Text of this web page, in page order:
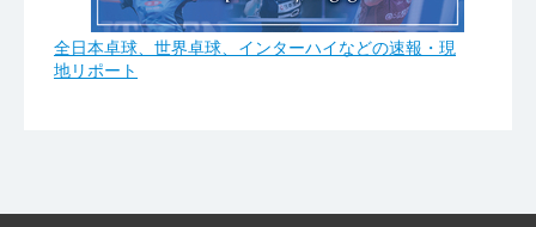
全日本卓球、世界卓球、インターハイなどの速報・現
地リポート